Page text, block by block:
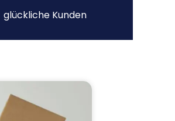
glückliche Kunden